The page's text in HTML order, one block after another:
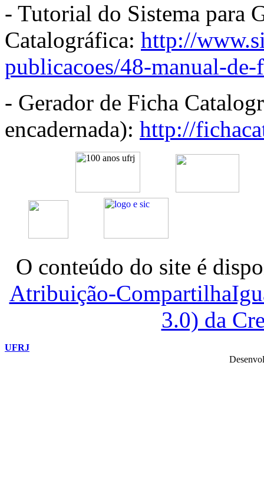
- Tutorial do Sistema para
Catalográfica: http://
publicacoes/48-manual-
- Gerador de Ficha
encadernada): http://
O conteúdo do site é
Atribuição-
3.0) da
UFRJ